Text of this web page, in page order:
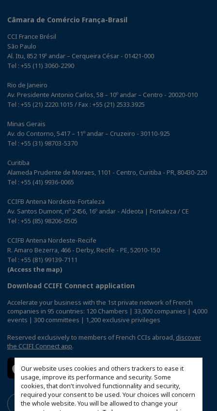
Our website uses cookies and others trackers to ease it
usage, improve its performance and security. Some
cookies, that don't involved functionnality and security,
required your consent to be used. Your choices will concern
the whole website. You will be allowed to change your
Câmara de Comércio França-Brasil
CCI France Brésil
São Paulo
Al. Itu, 852 19º andar – Cerqueira César - 01421-000
Tel : +55 (11) 3060-2290
Rio de Janeiro
Av. Presidente Antonio Carlos, 58 – 10º andar – Centro - 20020-010
Tel : +55 (21) 2220.1015 / Fax : +55 (21) 2533.3925
Minas Gerais
Av. do Contorno, 5417 – 11º andar – Cruzeiro - 30110-925
Tel : +55 (31) 98703-5370
Curitiba
Alameda Prudente de Moraes, 1101 - Centro, Curitiba - PR, 80430-220
Tel : +55 (41) 9936-0065
CCIFB Antena Nordeste-Fortaleza
Av. Santos Dumont, nº 2456, 16º andar - Aldeota | Fortaleza / CE
Tel : +55 (85) 98206-0505
CCIFB Antena Nordeste-Recife
R. Amaro Bezerra, 466 - Derby, Recife - PE, 52010-150
Tel : +55 (81) 99139-7111
(Access the map)
Download CCIFI Connect application
Accelerate your business with the 1st private network of French
companies in 95 countries: 120 Chambers | 33,000 companies | 4,000
events | 300 committees | 1,200 exclusive privileges
Reserved exclusively to members of French CCIs abroad, discover
the CCIFI Connect app.